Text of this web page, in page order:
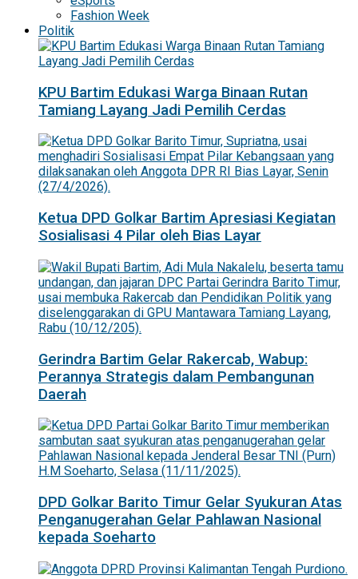
Fashion Week
Politik
KPU Bartim Edukasi Warga Binaan Rutan
Tamiang Layang Jadi Pemilih Cerdas
Ketua DPD Golkar Bartim Apresiasi Kegiatan
Sosialisasi 4 Pilar oleh Bias Layar
Gerindra Bartim Gelar Rakercab, Wabup:
Perannya Strategis dalam Pembangunan
Daerah
DPD Golkar Barito Timur Gelar Syukuran Atas
Penganugerahan Gelar Pahlawan Nasional
kepada Soeharto